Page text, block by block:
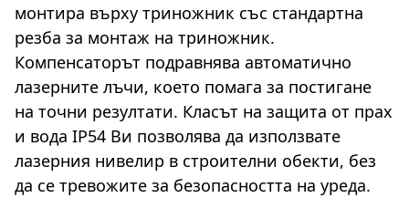
монтира върху триножник със стандартна
резба за монтаж на триножник.
Компенсаторът подравнява автоматично
лазерните лъчи, което помага за постигане
на точни резултати. Класът на защита от прах
и вода IP54 Ви позволява да използвате
лазерния нивелир в строителни обекти, без
да се тревожите за безопасността на уреда.